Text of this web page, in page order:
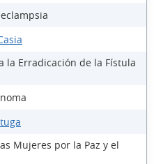
la Erradicación de la Fístula
Mujeres por la Paz y el